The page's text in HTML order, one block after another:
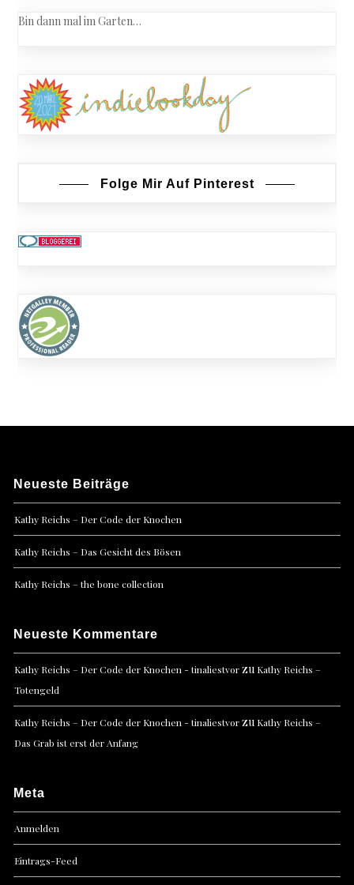
Bin dann mal im Garten…
Folge Mir Auf Pinterest
Neueste Beiträge
Kathy Reichs – Der Code der Knochen
Kathy Reichs – Das Gesicht des Bösen
Kathy Reichs – the bone collection
Neueste Kommentare
Kathy Reichs – Der Code der Knochen - tinaliestvorzu Kathy Reichs –
Totengeld
Kathy Reichs – Der Code der Knochen - tinaliestvorzu Kathy Reichs –
Das Grab ist erst der Anfang
Meta
Anmelden
Eintrags-Feed